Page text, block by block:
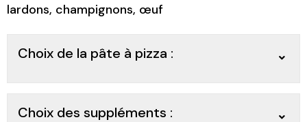
lardons, champignons, œuf
Choix de la pâte à pizza :
Choix des suppléments :